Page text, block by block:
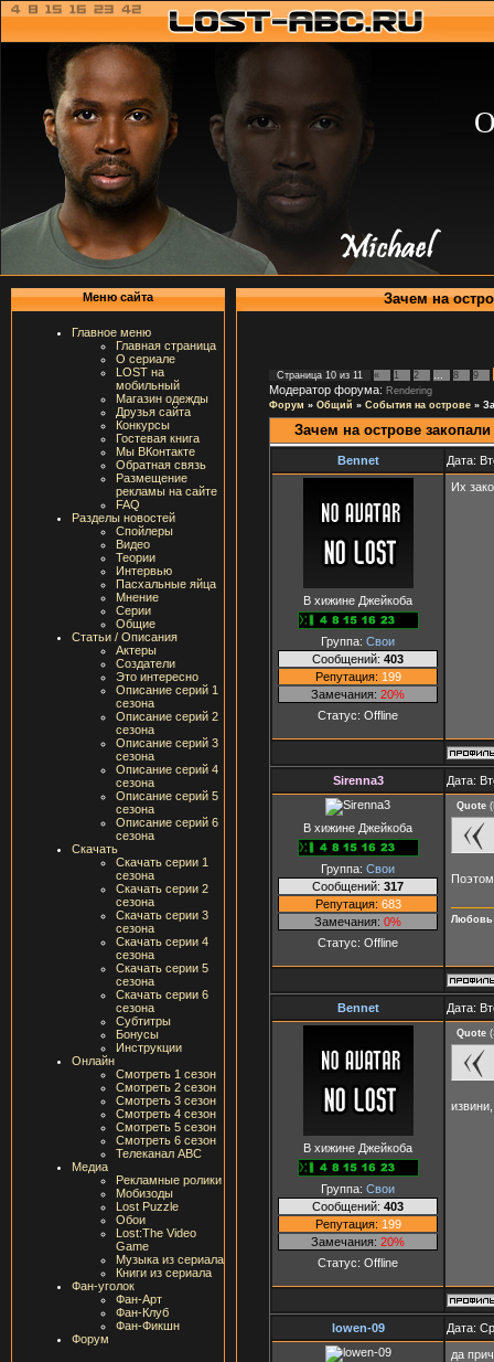
Меню сайта
Главное меню
Главная страница
О сериале
LOST на
мобильный
Магазин одежды
Друзья сайта
Конкурсы
Гостевая книга
Мы ВКонтакте
Обратная связь
Размещение
рекламы на сайте
FAQ
Разделы новостей
Спойлеры
Видео
Теории
Интервью
Пасхальные яйца
Мнение
Серии
Общие
Статьи / Описания
Актеры
Создатели
Это интересно
Описание серий 1
сезона
Описание серий 2
сезона
Описание серий 3
сезона
Описание серий 4
сезона
Описание серий 5
сезона
Описание серий 6
сезона
Скачать
Скачать серии 1
сезона
Скачать серии 2
сезона
Скачать серии 3
сезона
Скачать серии 4
сезона
Скачать серии 5
сезона
Скачать серии 6
сезона
Субтитры
Бонусы
Инструкции
Онлайн
Смотреть 1 сезон
Смотреть 2 сезон
Смотреть 3 сезон
Смотреть 4 сезон
Смотреть 5 сезон
Смотреть 6 сезон
Телеканал ABC
Медиа
Рекламные ролики
Мобизоды
Lost Puzzle
Обои
Lost:The Video
Game
Музыка из сериала
Книги из сериала
Фан-уголок
Фан-Арт
Фан-Клуб
Фан-Фикшн
Форум
Зачем на
Страница 10 из 11 « 1 2 8 9
Модератор форума: Rendering
Форум » Общий » События на острове »
Зачем на острове
Bennet Дата:
В хижине Джейкоба
Группа: Свои
Сообщений: 403
Репутация: 199
Замечания: 20%
Статус: Offline
Их
Sirenna3 Дата:
В хижине Джейкоба
Группа: Свои
Сообщений: 317
Репутация: 683
Замечания: 0%
Статус: Offline
Quote (
Любовь
Bennet Дата:
В хижине Джейкоба
Группа: Свои
Сообщений: 403
Репутация: 199
Замечания: 20%
Статус: Offline
Quote (
lowen-09 Дата:
да